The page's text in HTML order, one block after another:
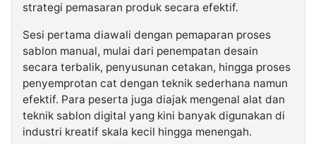
strategi pemasaran produk secara efektif.
Sesi pertama diawali dengan pemaparan proses
sablon manual, mulai dari penempatan desain
secara terbalik, penyusunan cetakan, hingga proses
penyemprotan cat dengan teknik sederhana namun
efektif. Para peserta juga diajak mengenal alat dan
teknik sablon digital yang kini banyak digunakan di
industri kreatif skala kecil hingga menengah.